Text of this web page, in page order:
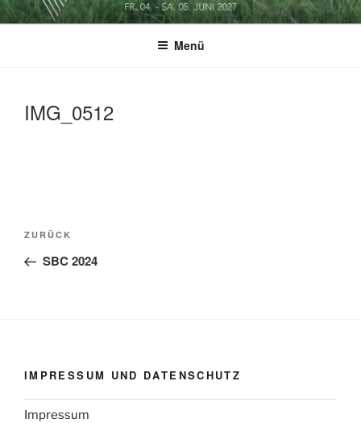
Zum
InhaltSOCCERGOLF BUSINESSCUP
Menü
IMG_0512
Beitragsnavigation
Vorheriger
Beitrag
ZURÜCK
SBC 2024
IMPRESSUM UND DATENSCHUTZ
Impressum